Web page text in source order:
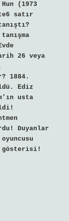
(1973
satır
26 veya
1884.
Ediz
usta
Duyanlar
gösterisi!